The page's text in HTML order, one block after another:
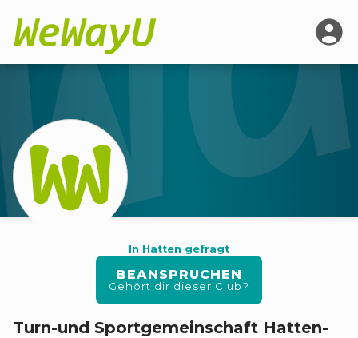
In Hatten gefragt
BEANSPRUCHEN
Gehört dir dieser Club?
Turn-und Sportgemeinschaft Hatten-